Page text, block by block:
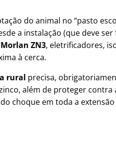
do animal no “pasto
a instalação (que deve
ZN3, eletrificadores,
à cerca.
rural precisa,
além de proteger
choque em toda a extensão